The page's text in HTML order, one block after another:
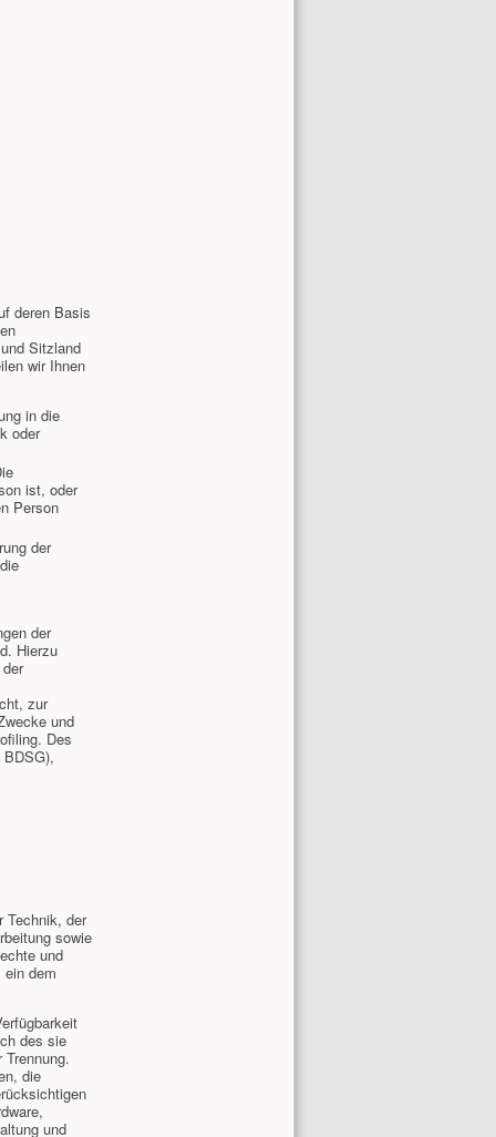
deren Basis
Sitzland
wir Ihnen
in die
oder
ist, oder
Person
der
der
Hierzu
zur
und
Des
Technik, der
sowie
und
dem
des sie
die
und